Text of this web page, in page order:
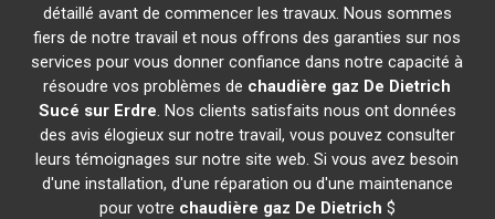
détaillé avant de commencer les travaux. Nous sommes
fiers de notre travail et nous offrons des garanties sur nos
services pour vous donner confiance dans notre capacité à
résoudre vos problèmes de chaudière gaz De Dietrich
Sucé sur Erdre. Nos clients satisfaits nous ont données
des avis élogieux sur notre travail, vous pouvez consulter
leurs témoignages sur notre site web. Si vous avez besoin
d'une installation, d'une réparation ou d'une maintenance
pour votre chaudière gaz De Dietrich $